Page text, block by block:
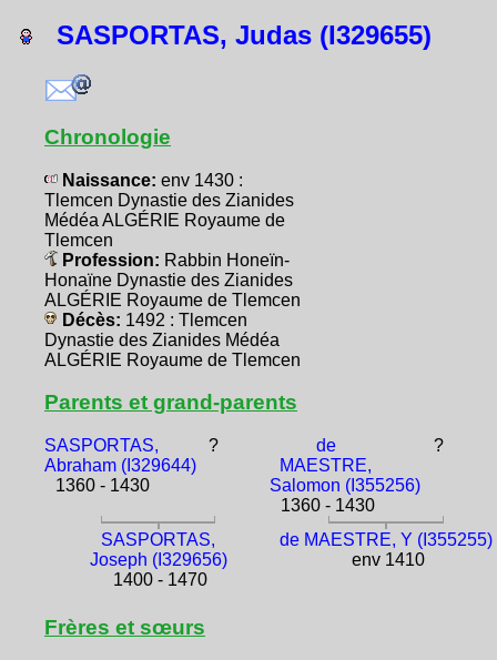
SASPORTAS, Judas (I329655)
Chronologie
Naissance: env 1430 :
Tlemcen Dynastie des Zianides
Médéa ALGÉRIE Royaume de
Tlemcen
Profession: Rabbin Honeïn-
Honaïne Dynastie des Zianides
ALGÉRIE Royaume de Tlemcen
Décès: 1492 : Tlemcen
Dynastie des Zianides Médéa
ALGÉRIE Royaume de Tlemcen
Parents et grand-parents
SASPORTAS,
Abraham (I329644)
1360 - 1430
?
de
MAESTRE,
Salomon (I355256)
1360 - 1430
?
SASPORTAS,
Joseph (I329656)
1400 - 1470
de MAESTRE, Y (I355255)
env 1410
Frères et sœurs